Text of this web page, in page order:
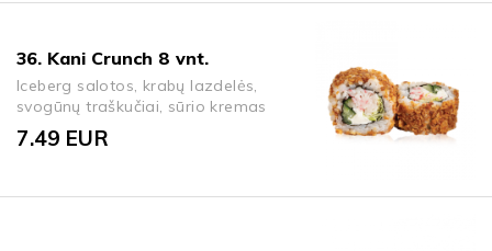
36. Kani Crunch 8 vnt.
Iceberg salotos, krabų lazdelės,
svogūnų traškučiai, sūrio kremas
7.49 EUR